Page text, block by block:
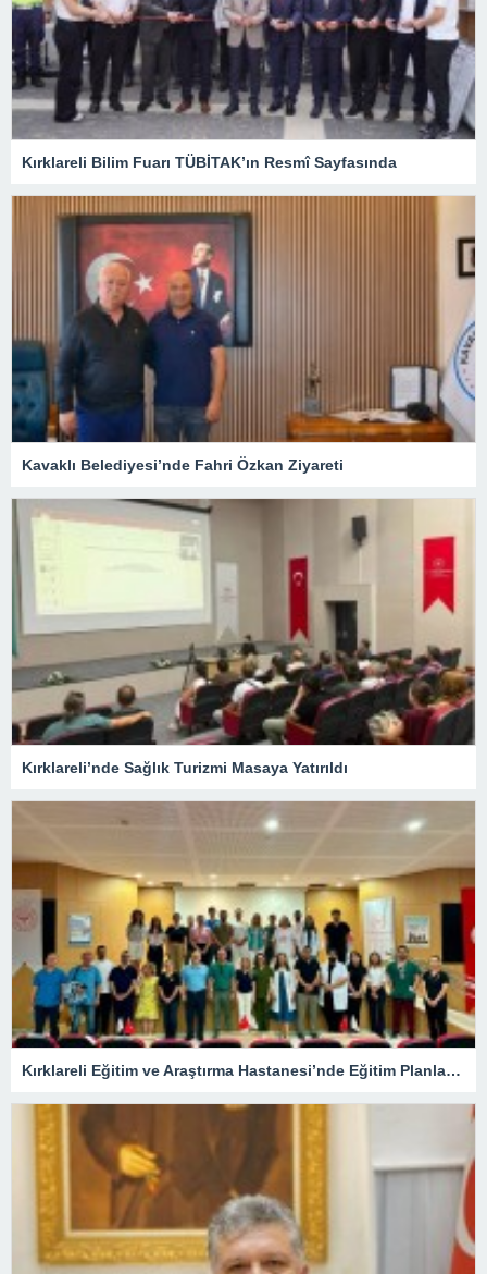
Kırklareli Bilim Fuarı TÜBİTAK’ın Resmî Sayfasında
Kavaklı Belediyesi’nde Fahri Özkan Ziyareti
Kırklareli’nde Sağlık Turizmi Masaya Yatırıldı
Kırklareli Eğitim ve Araştırma Hastanesi’nde Eğitim Planlaması Masaya Yatırıldı